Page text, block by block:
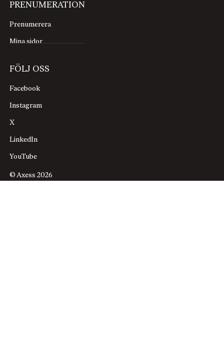
PRENUMERATION
Prenumerera
Mina sidor
FÖLJ OSS
Facebook
Instagram
X
LinkedIn
YouTube
© Axess 2026